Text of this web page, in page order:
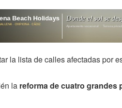
la lista de calles afectadas por
la reforma de cuatro grandes